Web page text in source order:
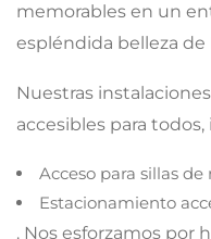
memorables en un
espléndida belleza de
Nuestras
accesibles para
Acceso para sillas de
Estacionamiento
. Nos esforzamos por